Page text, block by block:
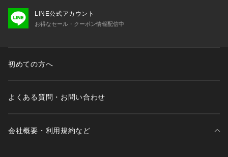
LINE公式アカウント
お得なセール・クーポン情報配信中
初めての方へ
よくある質問・お問い合わせ
会社概要・利用規約など